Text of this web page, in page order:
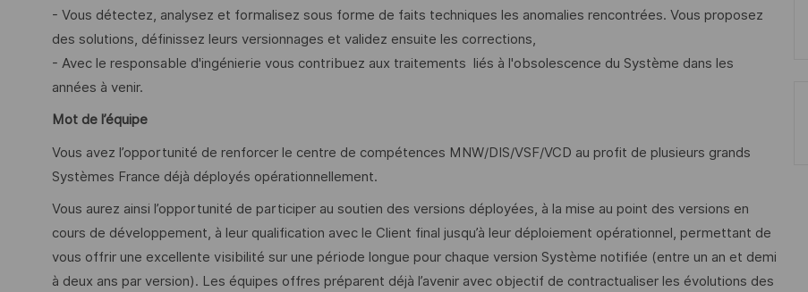
- Vous détectez, analysez et formalisez sous forme de faits techniques les anomalies rencontrées. Vous proposez
des solutions, définissez leurs versionnages et validez ensuite les corrections,
- Avec le responsable d'ingénierie vous contribuez aux traitements liés à l'obsolescence du Système dans les
années à venir.
Mot de l’équipe
Vous avez l’opportunité de renforcer le centre de compétences MNW/DIS/VSF/VCD au profit de plusieurs grands
Systèmes France déjà déployés opérationnellement.
Vous aurez ainsi l’opportunité de participer au soutien des versions déployées, à la mise au point des versions en
cours de développement, à leur qualification avec le Client final jusqu’à leur déploiement opérationnel, permettant de
vous offrir une excellente visibilité sur une période longue pour chaque version Système notifiée (entre un an et demi
à deux ans par version). Les équipes offres préparent déjà l’avenir avec objectif de contractualiser les évolutions des